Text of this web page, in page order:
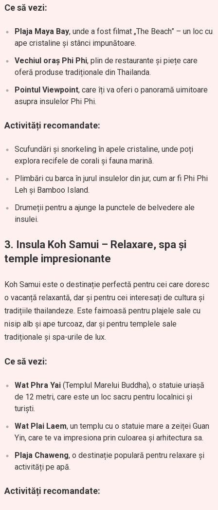
Ce să vezi:
Plaja Maya Bay, unde a fost filmat „The Beach” – un loc cu
ape cristaline și stânci impunătoare.
Vechiul oraș Phi Phi, plin de restaurante și piețe care
oferă produse tradiționale din Thailanda.
Pointul Viewpoint, care îți va oferi o panoramă uimitoare
asupra insulelor Phi Phi.
Activități recomandate:
Scufundări și snorkeling în apele cristaline, unde poți
explora recifele de corali și fauna marină.
Plimbări cu barca în jurul insulelor din jur, cum ar fi Phi Phi
Leh și Bamboo Island.
Drumeții pentru a ajunge la punctele de belvedere ale
insulei.
3. Insula Koh Samui – Relaxare, spa și
temple impresionante
Koh Samui este o destinație perfectă pentru cei care doresc
o vacanță relaxantă, dar și pentru cei interesați de cultura și
tradițiile thailandeze. Este faimoasă pentru plajele sale cu
nisip alb și ape turcoaz, dar și pentru templele sale
tradiționale și spa-urile de lux.
Ce să vezi:
Wat Phra Yai(Templul Marelui Buddha), o statuie uriașă
de 12 metri, care este un loc sacru pentru localnici și
turiști.
Wat Plai Laem, un templu cu o statuie mare a zeiței Guan
Yin, care te va impresiona prin culoarea și arhitectura sa.
Plaja Chaweng, o destinație populară pentru relaxare și
activități pe apă.
Activități recomandate: